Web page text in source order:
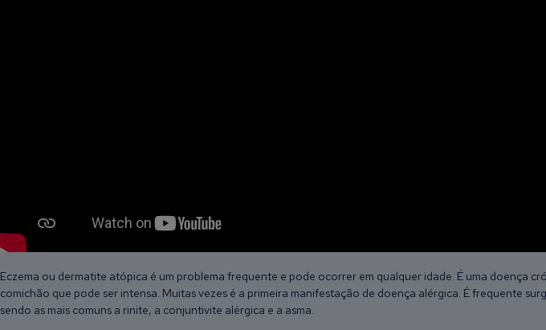
Eczema ou dermatite atópica é um problema frequente e pode ocorrer em qualquer idade. É uma doença
comichão que pode ser intensa. Muitas vezes é a primeira manifestação de doença alérgica. É frequente
sendo as mais comuns a rinite, a conjuntivite alérgica e a asma.